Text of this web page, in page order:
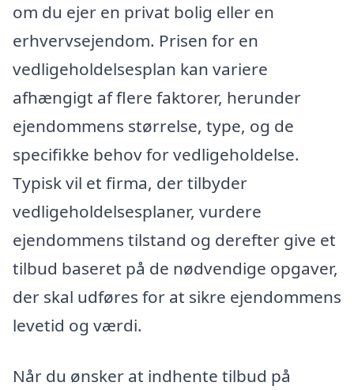
om du ejer en privat bolig eller en
erhvervsejendom. Prisen for en
vedligeholdelsesplan kan variere
afhængigt af flere faktorer, herunder
ejendommens størrelse, type, og de
specifikke behov for vedligeholdelse.
Typisk vil et firma, der tilbyder
vedligeholdelsesplaner, vurdere
ejendommens tilstand og derefter give et
tilbud baseret på de nødvendige opgaver,
der skal udføres for at sikre ejendommens
levetid og værdi.
Når du ønsker at indhente tilbud på